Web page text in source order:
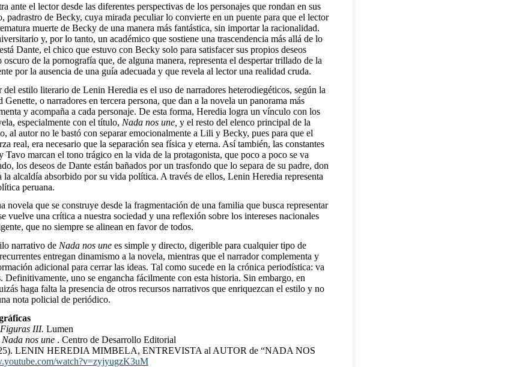
ante el lector desde las diferentes perspectivas de los personajes que rondan en sus
padrastro de Becky, cuya mirada peculiar lo convierte en un puente para que el lector
muerte de Becky de una manera más fantástica, sin importar la racionalidad.
y, por lo tanto, un académico que sostiene una trascendencia más allá de lo
Dante, el chico que estuvo con Becky solo para satisfacer sus propios deseos
oscuro de la pornografía que, de alguna manera, representa el despertar trillado de la
por la ausencia de una guía adecuada y que revela al lector una realidad cruda.
del estilo literario de Lenin Heredia es el uso de narradores heterodiegéticos, según la
Genette, o narradores en tercera persona, que dan a la novela un panorama más
y acompaña a cada personaje. De esta forma, Heredia logra un vínculo con los
especialmente con el título, Nada nos une, y el resto del elenco principal de la
al autor no le bastó con separar emocionalmente a Lili y Becky, pues para que el
real, era necesario que la separación sea física y eterna. Así también, las constantes
Tavo marcan el tono trágico en la vida de la protagonista, que poco a poco se va
los deseos de Dante están bañados por un trasfondo que lo separa de su padre, don
la alcaldía absorbido por su vida política. A través de ellos, Lenin Heredia representa
peruana.
novela que se construye desde la fragmentación de una familia que busca representar
vuelve una crítica a nuestra sociedad y una reflexión sobre los intereses nacionales
que no siempre se alinean en favor de todos.
narrativo de Nada nos une es simple y directo, digerible para cualquier tipo de
entregan dinamismo a la novela, mientras que el narrador complementa y
adicional para cerrar las ideas. Tal como sucede en la crónica periodística: va
Definitivamente, uno se engancha fácilmente con esta historia. Sin embargo, en
haga falta la presencia de otros recursos narrativos que enriquezcan el estilo y no
nota policial de periódico.
Figuras III. Lumen
Nada nos une . Centro de Desarrollo Editorial
LENIN HEREDIA MIMBELA, ENTREVISTA al AUTOR de “NADA NOS
watch?v=zyjyugzK3uM